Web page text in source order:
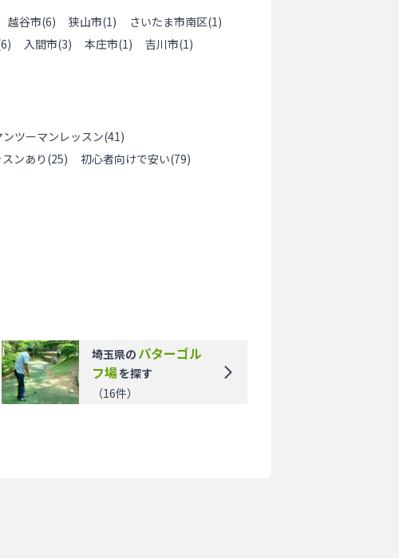
越谷市(6) 狭山市(1) さいたま市南区(1)
6) 入間市(3) 本庄市(1) 吉川市(1)
ンツーマンレッスン(41)
ンあり (25) 初心者向けで安い(79)
埼玉県の パターゴル
フ場を探す
（16件）